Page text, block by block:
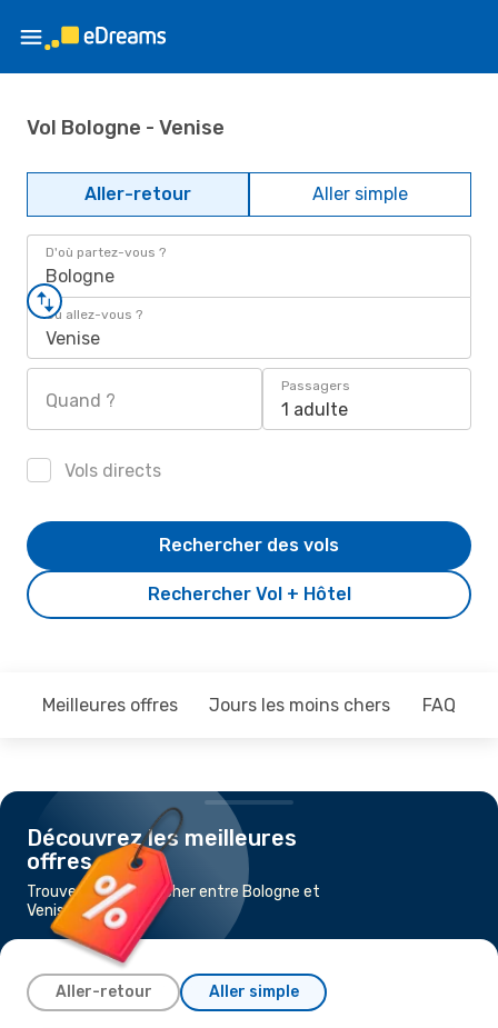
Vol Bologne - Venise
Aller-retour Aller simple
D'où partez-vous ?
Bologne
Où allez-vous ?
Venise
Quand ?
Passagers
1 adulte
Vols directs
Rechercher Vol + Hôtel
Rechercher des vols
Meilleures offres Jours les moins chers FAQ
Découvrez les meilleures
offres
Trouvez un vol pas cher entre Bologne et
Venise
Aller-retour Aller simple